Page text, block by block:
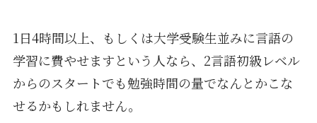
1日4時間以上、もしくは大学受験生並みに言語の
学習に費やせますという人なら、2言語初級レベル
からのスタートでも勉強時間の量でなんとかこな
せるかもしれません。